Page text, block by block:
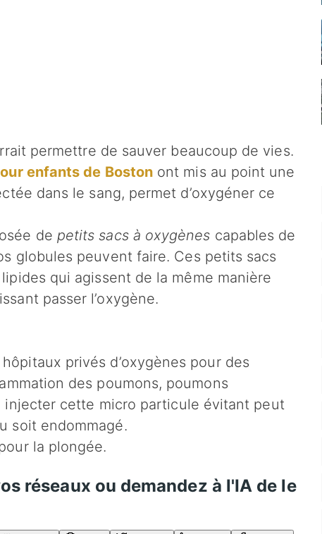
permettre de sauver beaucoup de vies.
enfants de Bostonont mis au point une
dans le sang, permet d’oxygéner ce
de petits sacs à oxygènes capables de
globules peuvent faire. Ces petits sacs
qui agissent de la même manière
passer l’oxygène.
privés d’oxygènes pour des
des poumons, poumons
cette micro particule évitant peut
soit endommagé.
la plongée.
réseaux ou demandez à l'IA de le